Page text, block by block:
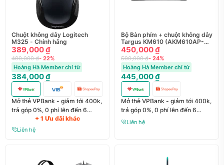
Chuột không dây Logitech
M325 - Chính hãng
389,000 ₫
499,000 ₫- 22%
Hoàng Hà Member chỉ từ
384,000 ₫
Mở thẻ VPBank - giảm tới 400k,
trả góp 0%, 0 phí lên đến 6
+ 1 Ưu đãi khác
Liên hệ
Bộ Bàn phím + chuột không dây
Targus KM610 (AKM610AP-
52) - Chính Hãng
450,000 ₫
590,000 ₫- 24%
Hoàng Hà Member chỉ từ
445,000 ₫
Mở thẻ VPBank - giảm tới 400k,
trả góp 0%, 0 phí lên đến 6
thángLiên hệ